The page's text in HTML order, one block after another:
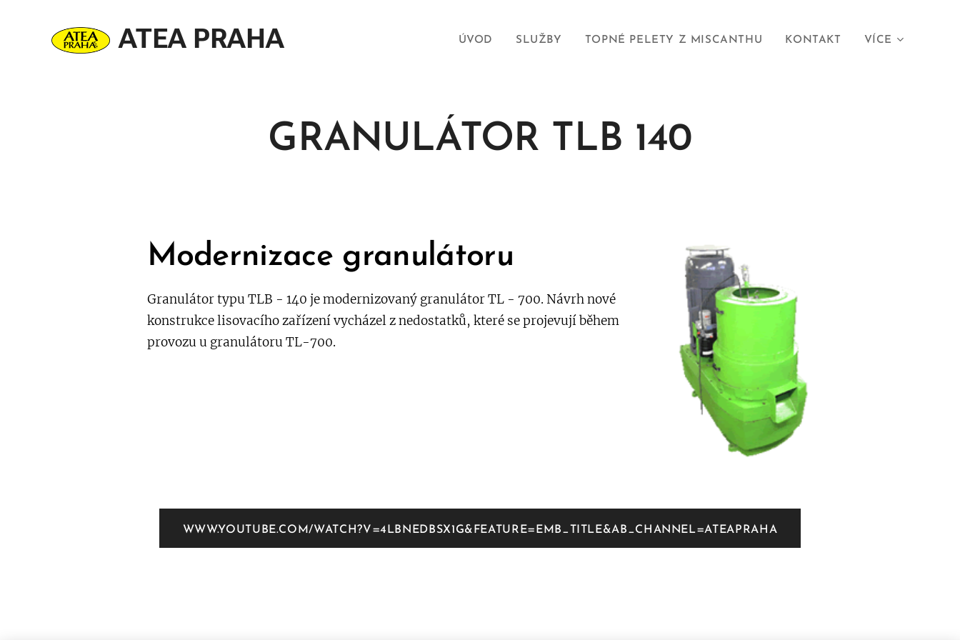
ATEA PRAHA ÚVOD SLUŽBY TOPNÉ PELETY Z MISCANTHU KONTAKT VÍCE
GRANULÁTOR TLB 140
Modernizace granulátoru
Granulátor typu TLB - 140 je modernizovaný granulátor TL - 700. Návrh nové
konstrukce lisovacího zařízení vycházel z nedostatků, které se projevují během
provozu u granulátoru TL-700.
WWW.YOUTUBE.COM/WATCH?V=4LBNEDBSX1G&FEATURE=EMB_TITLE&AB_CHANNEL=ATEAPRAHA